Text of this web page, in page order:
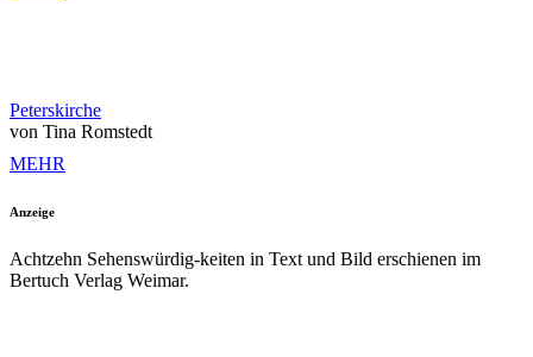
Peterskirche
von Tina Romstedt
MEHR
Anzeige
Achtzehn Sehenswürdig-keiten in Text und Bild erschienen im
Bertuch Verlag Weimar.